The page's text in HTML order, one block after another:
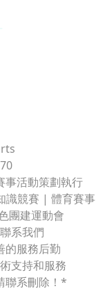
事活動策劃執行
識競賽 | 體育賽事
團建運動會
系我們
的服務后勤
支持和服務
聯系刪除！*